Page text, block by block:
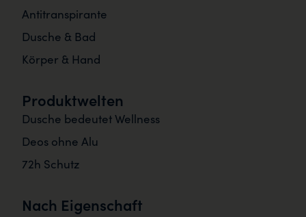
Antitranspirante
Dusche & Bad
Körper & Hand
Produktwelten
Dusche bedeutet Wellness
Deos ohne Alu
72h Schutz
Nach Eigenschaft